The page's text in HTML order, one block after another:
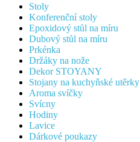
Stoly
Konferenční stoly
Epoxidový stůl na míru
Dubový stůl na míru
Prkénka
Držáky na nože
Dekor STOYANY
Stojany na kuchyňské utěrky
Aroma svíčky
Svícny
Hodiny
Lavice
Dárkové poukazy